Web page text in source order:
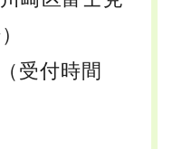
受付時間